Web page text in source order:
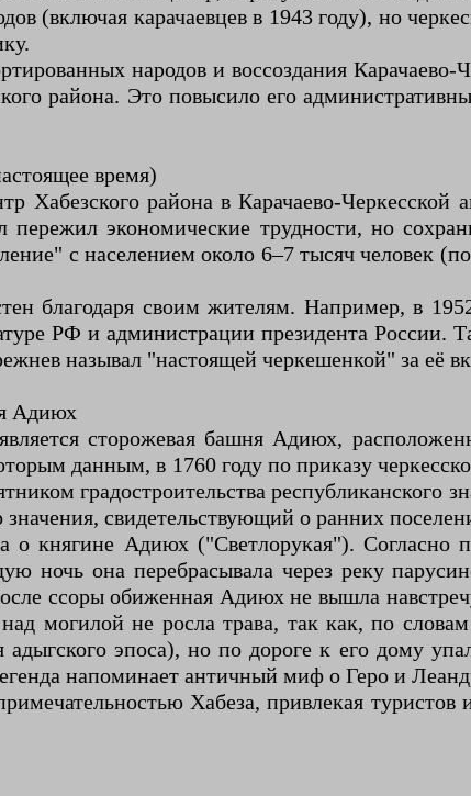
(включая карачаевцев в 1943 году), но
народов и воссоздания
района. Это повысило его
время)
Хабезского района в Карачаево-
пережил экономические трудности, но
с населением около 6–7 тысяч человек
благодаря своим жителям. Например, в
РФ и администрации президента России.
называл "настоящей черкешенкой" за её
Адиюх
сторожевая башня Адиюх,
данным, в 1760 году по приказу
градостроительства республиканского
свидетельствующий о ранних
о княгине Адиюх ("Светлорукая").
ночь она перебрасывала через реку
ссоры обиженная Адиюх не вышла
могилой не росла трава, так как, по
эпоса), но по дороге к его дому
напоминает античный миф о Геро и
Хабеза, привлекая